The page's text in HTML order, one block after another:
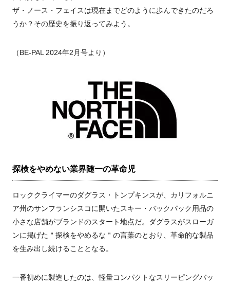
ザ・ノース・フェイスは現在までどのように歩んできたのだろ
うか？その歴史を振り返ってみよう。
（BE-PAL 2024年2月号より）
探検をやめない業界随一の革命児
ロッククライマーのダグラス・トンプキンスが、カリフォルニ
ア州のサンフランシスコに開いたスキー・バックパック用品の
小さな店舗がブランドのスタート地点だ。ダグラスがスローガ
ンに掲げた＂探検をやめるな＂の言葉のとおり、革命的な製品
を生み出し続けることとなる。
一番初めに製造したのは、軽量コンパクトなスリーピングバッ